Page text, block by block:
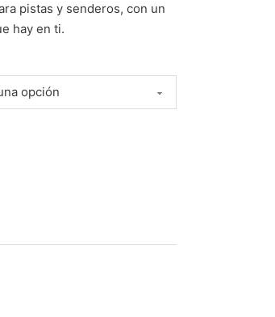
pistas y senderos, con un
hay en ti.